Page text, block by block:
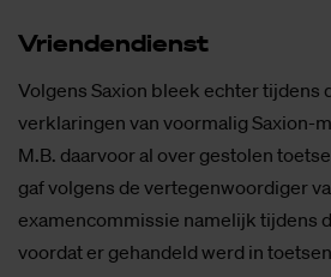
Vrien­den­dienst
Volgens Saxion bleek echter tijdens
verklaringen van voormalig Saxion-
M.B. daarvoor al over gestolen
gaf volgens de vertegenwoordiger
examencommissie namelijk tijdens
voordat er gehandeld werd in